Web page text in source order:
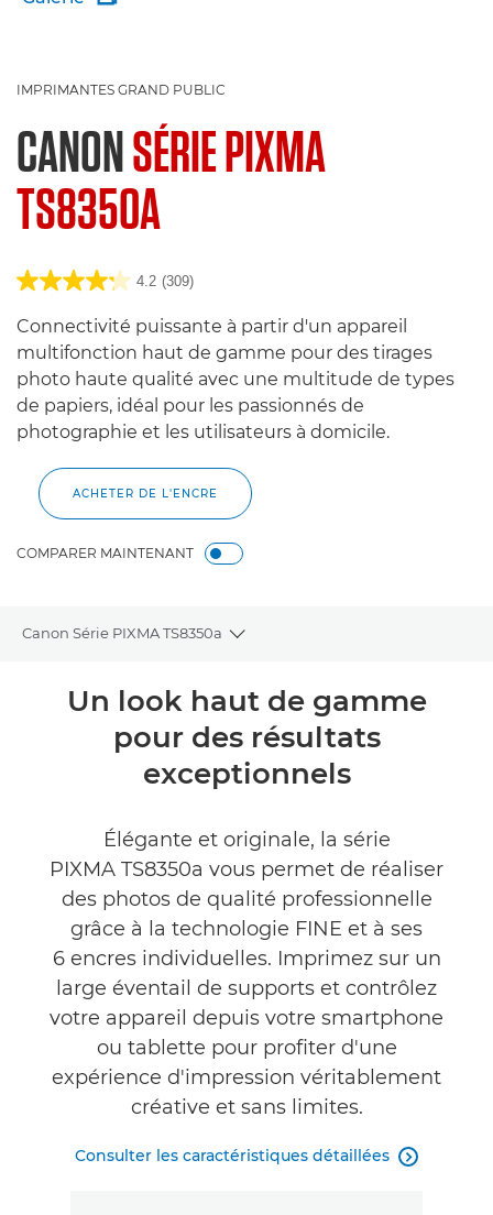
IMPRIMANTES GRAND PUBLIC
CANONSÉRIE PIXMA
TS8350A
4.2 (309)
Connectivité puissante à partir d'un appareil
multifonction haut de gamme pour des tirages
photo haute qualité avec une multitude de types
de papiers, idéal pour les passionnés de
photographie et les utilisateurs à domicile.
ACHETER DE L'ENCRE
COMPARER MAINTENANT
Canon Série PIXMA TS8350a
Toggle breadcrumbs
Présentation
Caractéristiques
ACHETER DE L'ENCRE
Un look haut de gamme
pour des résultats
exceptionnels
Élégante et originale, la série
PIXMA TS8350a vous permet de réaliser
des photos de qualité professionnelle
grâce à la technologie FINE et à ses
6 encres individuelles. Imprimez sur un
large éventail de supports et contrôlez
votre appareil depuis votre smartphone
ou tablette pour profiter d'une
expérience d'impression véritablement
créative et sans limites.
Consulter les caractéristiques détaillées 